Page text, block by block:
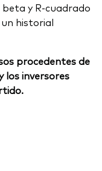
y R-cuadrado
historial
procedentes de
los inversores